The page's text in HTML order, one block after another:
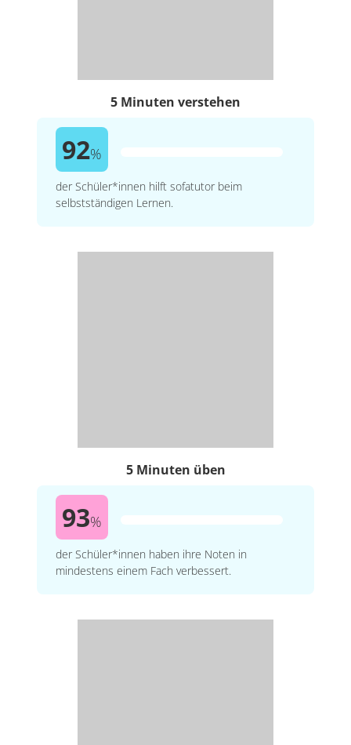
5 Minuten verstehen
92%
der Schüler*innen hilft sofatutor beim
selbstständigen Lernen.
5 Minuten üben
93%
der Schüler*innen haben ihre Noten in
mindestens einem Fach verbessert.